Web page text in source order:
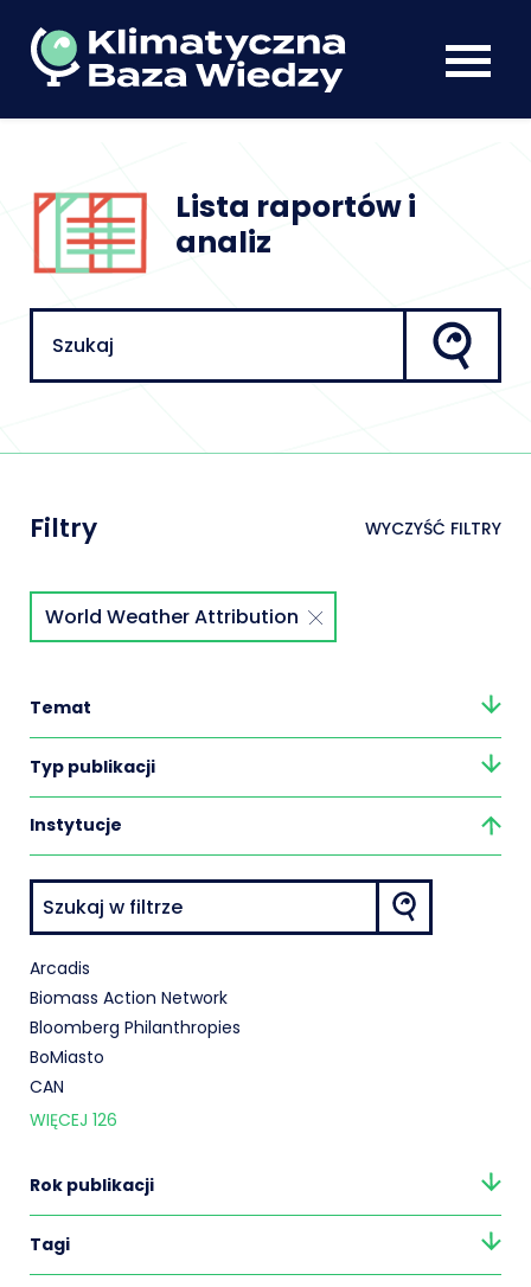
Lista raportów i
analiz
Filtry WYCZYŚĆ FILTRY
World Weather Attribution
Temat
Typ publikacji
Instytucje
Arcadis
Biomass Action Network
Bloomberg Philanthropies
BoMiasto
CAN
WIĘCEJ 126
Rok publikacji
Tagi